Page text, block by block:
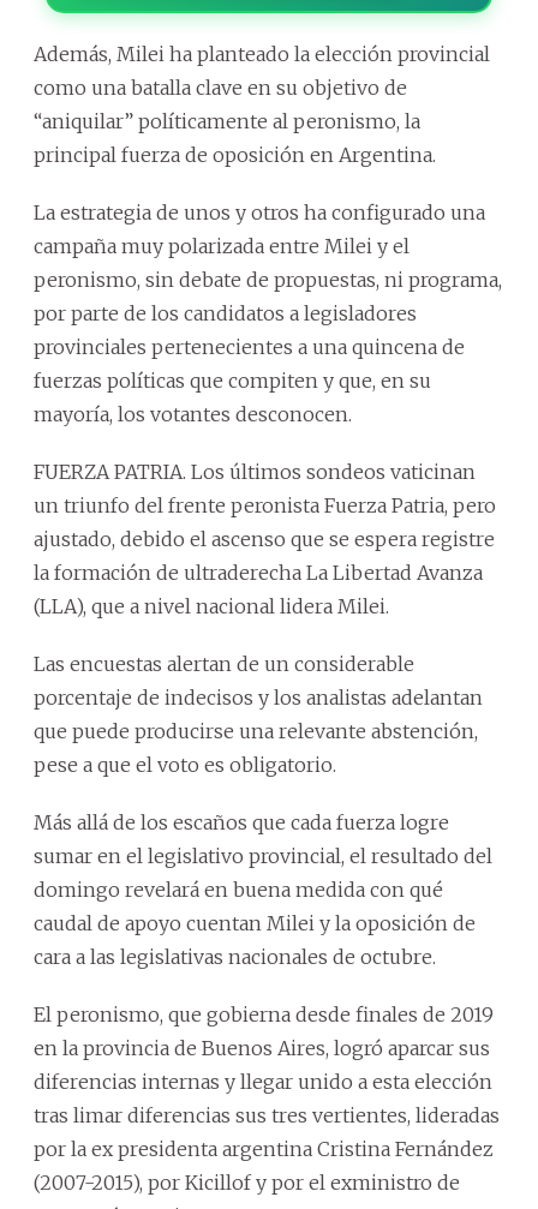
Además, Milei ha planteado la elección provincial
como una batalla clave en su objetivo de
“aniquilar” políticamente al peronismo, la
principal fuerza de oposición en Argentina.
La estrategia de unos y otros ha configurado una
campaña muy polarizada entre Milei y el
peronismo, sin debate de propuestas, ni programa,
por parte de los candidatos a legisladores
provinciales pertenecientes a una quincena de
fuerzas políticas que compiten y que, en su
mayoría, los votantes desconocen.
FUERZA PATRIA. Los últimos sondeos vaticinan
un triunfo del frente peronista Fuerza Patria, pero
ajustado, debido el ascenso que se espera registre
la formación de ultraderecha La Libertad Avanza
(LLA), que a nivel nacional lidera Milei.
Las encuestas alertan de un considerable
porcentaje de indecisos y los analistas adelantan
que puede producirse una relevante abstención,
pese a que el voto es obligatorio.
Más allá de los escaños que cada fuerza logre
sumar en el legislativo provincial, el resultado del
domingo revelará en buena medida con qué
caudal de apoyo cuentan Milei y la oposición de
cara a las legislativas nacionales de octubre.
El peronismo, que gobierna desde finales de 2019
en la provincia de Buenos Aires, logró aparcar sus
diferencias internas y llegar unido a esta elección
tras limar diferencias sus tres vertientes, lideradas
por la ex presidenta argentina Cristina Fernández
(2007-2015), por Kicillof y por el exministro de